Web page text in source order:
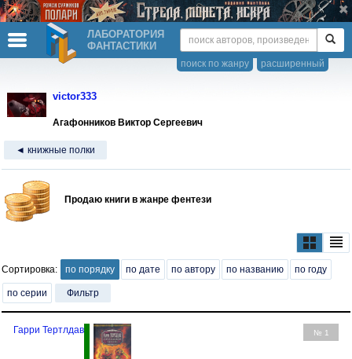
ЛАБОРАТОРИЯ
ФАНТАСТИКИ
расширенный
поиск по жанру
victor333
Агафонников Виктор Сергеевич
◄ книжные полки
Продаю книги в жанре фентези
Сортировка: по порядку по дате по автору по названию по году
по серии Фильтр
№ 1
Гарри Тертлдав